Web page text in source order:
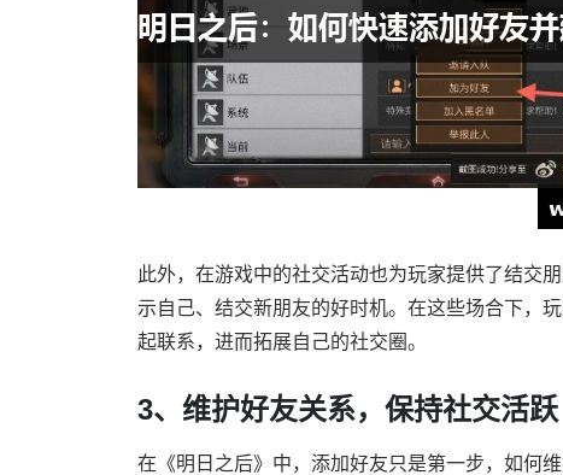
此外，在游戏中的社交活动也为玩家提供了结交
示自己、结交新朋友的好时机。在这些场合下，
起联系，进而拓展自己的社交圈。
3、维护好友关系，保持社交活跃
在《明日之后》中，添加好友只是第一步，如何